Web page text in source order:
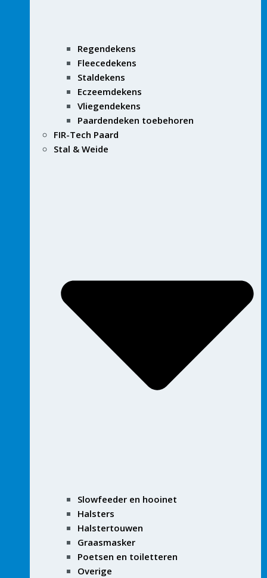
Regendekens
Fleecedekens
Staldekens
Eczeemdekens
Vliegendekens
Paardendeken toebehoren
FIR-Tech Paard
Stal & Weide
Slowfeeder en hooinet
Halsters
Halstertouwen
Graasmasker
Poetsen en toiletteren
Overige